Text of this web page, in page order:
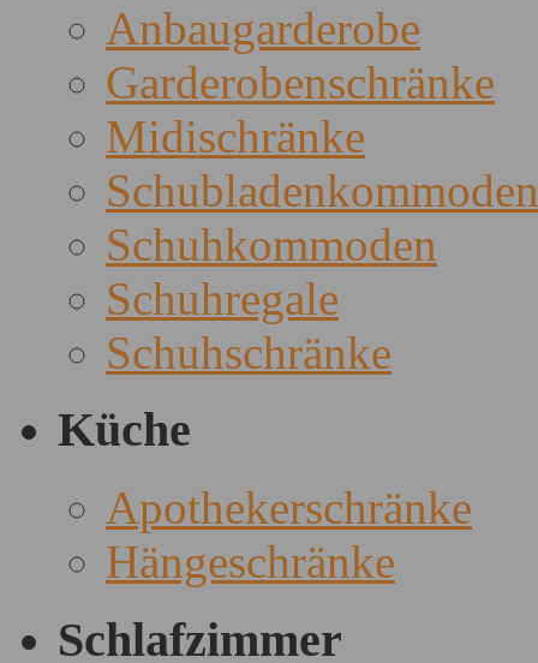
Anbaugarderobe
Garderobenschränke
Midischränke
Schubladenkommoden
Schuhkommoden
Schuhregale
Schuhschränke
Küche
Apothekerschränke
Hängeschränke
Schlafzimmer